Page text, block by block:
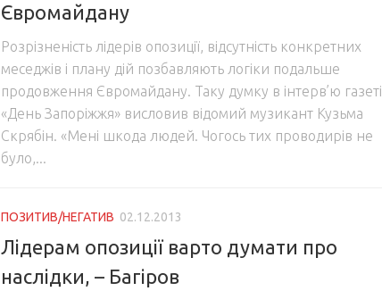
Євромайдану
Розрізненість лідерів опозиції, відсутність конкретних
меседжів і плану дій позбавляють логіки подальше
продовження Євромайдану. Таку думку в інтерв’ю газеті
«День Запоріжжя» висловив відомий музикант Кузьма
Скрябін. «Мені шкода людей. Чогось тих проводирів не
було,...
ПОЗИТИВ/НЕГАТИВ 02.12.2013
Лідерам опозиції варто думати про
наслідки, – Багіров